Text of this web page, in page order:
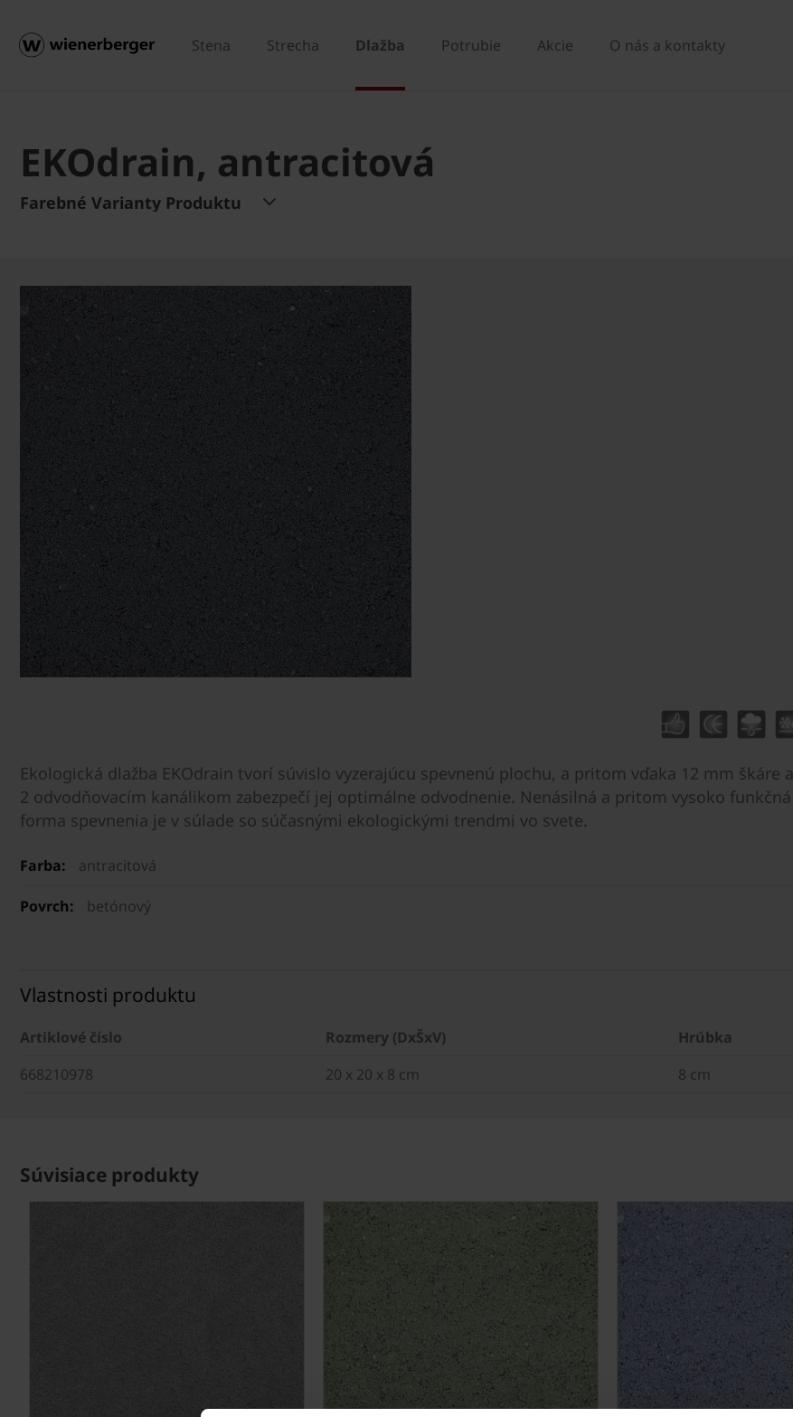
Stena Strecha Dlažba Potrubie Akcie O nás a kontakty
EKOdrain, antracitová
Farebné Varianty Produktu
Ekologická dlažba EKOdrain tvorí súvislo vyzerajúcu spevnenú plochu, a pritom vďaka 12 mm škáre a
2 odvodňovacím kanálikom zabezpečí jej optimálne odvodnenie. Nenásilná a pritom vysoko funkčná
forma spevnenia je v súlade so súčasnými ekologickými trendmi vo svete.
Farba: antracitová
Povrch: betónový
Vlastnosti produktu
Artiklové číslo Rozmery (DxŠxV) Hrúbka
668210978
20 x 20 x 8 cm 8 cm
Súvisiace produkty